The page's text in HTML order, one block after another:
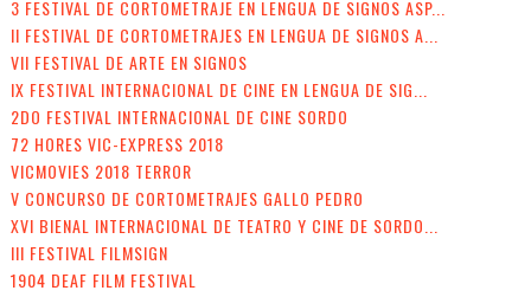
3 FESTIVAL DE CORTOMETRAJE EN LENGUA DE SIGNOS ASP...
II FESTIVAL DE CORTOMETRAJES EN LENGUA DE SIGNOS A...
VII FESTIVAL DE ARTE EN SIGNOS
IX FESTIVAL INTERNACIONAL DE CINE EN LENGUA DE SIG...
2DO FESTIVAL INTERNACIONAL DE CINE SORDO
72 HORES VIC-EXPRESS 2018
VICMOVIES 2018 TERROR
V CONCURSO DE CORTOMETRAJES GALLO PEDRO
XVI BIENAL INTERNACIONAL DE TEATRO Y CINE DE SORDO...
III FESTIVAL FILMSIGN
1904 DEAF FILM FESTIVAL